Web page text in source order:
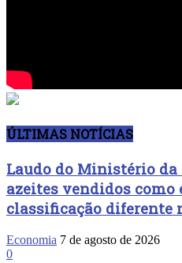
ÚLTIMAS NOTÍCIAS
Laudo do Ministério
azeites vendidos
classificação diferente
Economia 7 de agosto de 2026
0